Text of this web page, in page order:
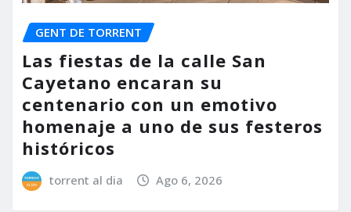
GENT DE TORRENT
Las fiestas de la calle San
Cayetano encaran su
centenario con un emotivo
homenaje a uno de sus festeros
históricos
torrent al dia Ago 6, 2026